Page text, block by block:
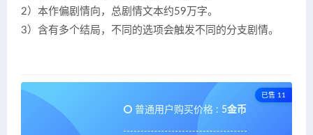
2）本作偏剧情向，总剧情文本约59万字。
3）含有多个结局，不同的选项会触发不同的分支剧情。
已售 11
普通用户购买价格 : 5金币